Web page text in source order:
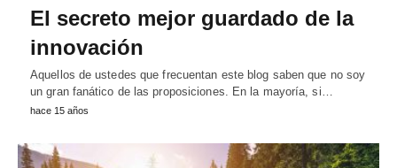
El secreto mejor guardado de la
innovación
Aquellos de ustedes que frecuentan este blog saben que no soy
un gran fanático de las proposiciones. En la mayoría, si…
hace 15 años